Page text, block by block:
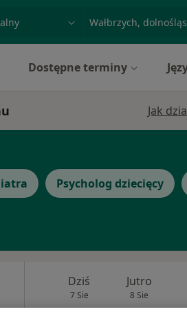
miasto lub dzielnica
Dostępne terminy
Jak
Psycholog dziecięcy
Dziś
7 Sie
Jutro
8 Sie